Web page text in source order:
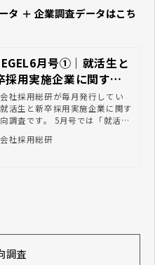
＋ 企業調査データはこち
月号①｜就活生と
採用実施企業に関する
調査
社採用総研が毎月発行してい
活生と新卒採用実施企業に関す
調査です。 5月号では「就活時
と」など学生の本音が分かる内
社採用総研
調査